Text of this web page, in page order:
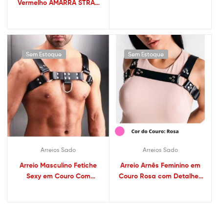
Vermelho AMARRA STRAP
Sem Estoque
Arreios Sado
Arreio Masculino Fetiche
Sexy em Couro Com
Sem Estoque
Arreios Sado
Arreio Arnês Feminino em
Couro Rosa com Detalhes